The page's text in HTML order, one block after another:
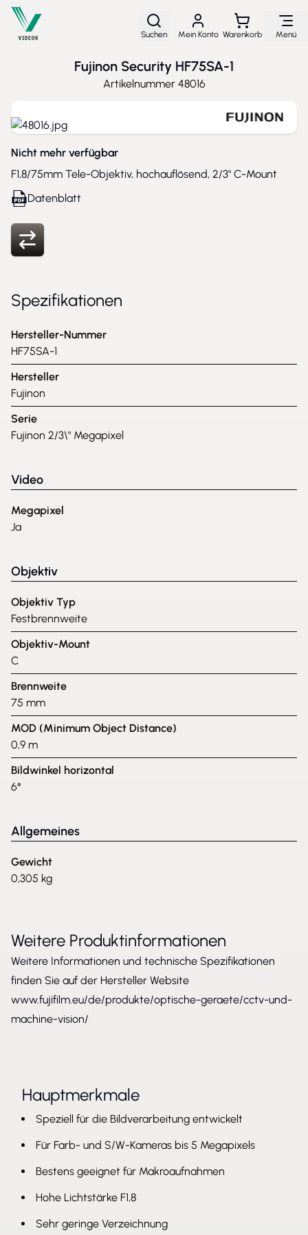
Direkt zum Inhalt
Suchen Mein Konto Warenkorb Menü
Fujinon Security HF75SA-1
Artikelnummer 48016
Nicht mehr verfügbar
F1,8/75mm Tele-Objektiv, hochauflösend, 2/3" C-Mount
Datenblatt
Spezifikationen
Hersteller-Nummer
HF75SA-1
Hersteller
Fujinon
Serie
Fujinon 2/3\" Megapixel
Video
Megapixel
Ja
Objektiv
Objektiv Typ
Festbrennweite
Objektiv-Mount
C
Brennweite
75 mm
MOD (Minimum Object Distance)
0,9 m
Bildwinkel horizontal
6°
Allgemeines
Gewicht
0,305 kg
Weitere Produktinformationen
Weitere Informationen und technische Spezifikationen
finden Sie auf der Hersteller Website
www.fujifilm.eu/de/produkte/optische-geraete/cctv-und-
machine-vision/
Hauptmerkmale
Speziell für die Bildverarbeitung entwickelt
Für Farb- und S/W-Kameras bis 5 Megapixels
Bestens geeignet für Makroaufnahmen
Hohe Lichtstärke F1,8
Sehr geringe Verzeichnung